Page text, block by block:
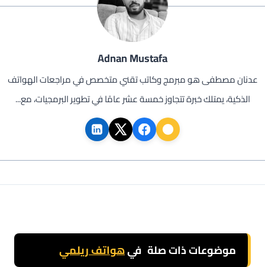
Adnan Mustafa
عدنان مصطفى هو مبرمج وكاتب تقني متخصص في مراجعات الهواتف
الذكية، يمتلك خبرة تتجاوز خمسة عشر عامًا في تطوير البرمجيات، مع...
موضوعات ذات صلة فيهواتف ريلمي